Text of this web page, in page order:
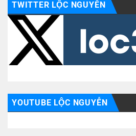
TWITTER LỘC NGUYỄN
YOUTUBE LỘC NGUYỄN